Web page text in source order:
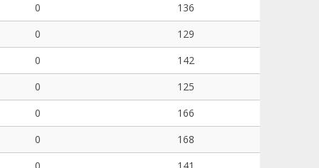
0
136
0
129
0
142
0
125
0
166
0
168